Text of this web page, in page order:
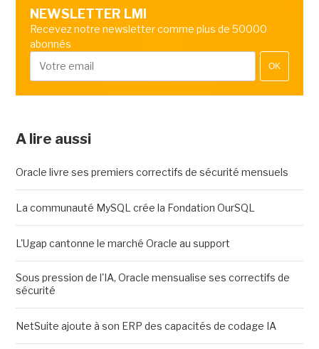
NEWSLETTER LMI
Recevez notre newsletter comme plus de 50000
abonnés
OK
A lire aussi
Oracle livre ses premiers correctifs de sécurité mensuels
La communauté MySQL crée la Fondation OurSQL
L'Ugap cantonne le marché Oracle au support
Sous pression de l'IA, Oracle mensualise ses correctifs de
sécurité
NetSuite ajoute à son ERP des capacités de codage IA